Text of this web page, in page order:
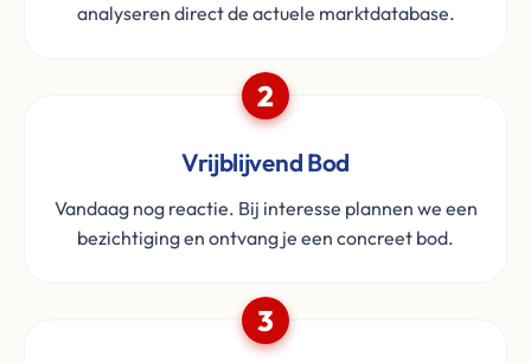
analyseren direct de actuele marktdatabase.
2
Vrijblijvend Bod
Vandaag nog reactie. Bij interesse plannen we een
bezichtiging en ontvang je een concreet bod.
3